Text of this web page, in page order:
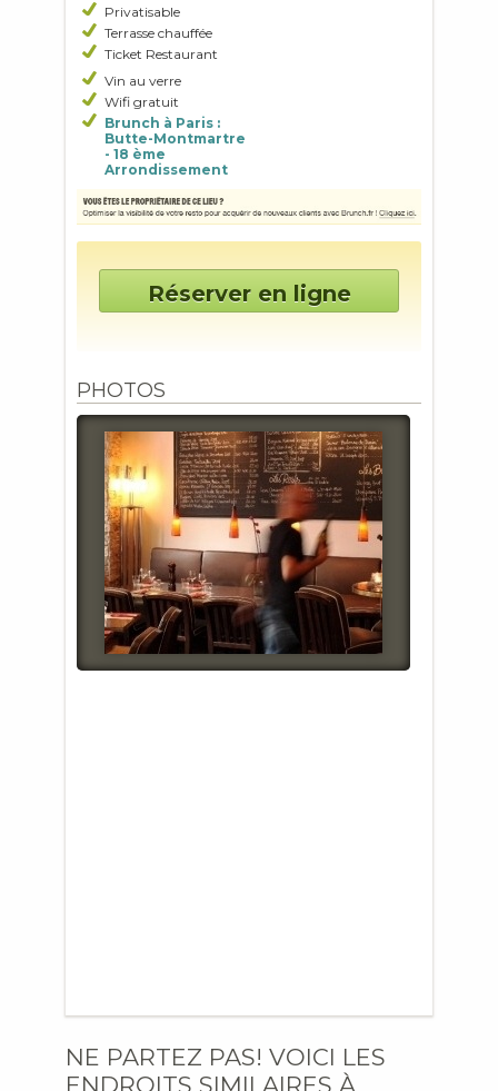
Privatisable
Terrasse chauffée
Ticket Restaurant
Vin au verre
Wifi gratuit
Brunch à Paris :
Butte-Montmartre
- 18 ème
Arrondissement
Réserver en ligne
PHOTOS
NE PARTEZ PAS! VOICI LES
ENDROITS SIMILAIRES À